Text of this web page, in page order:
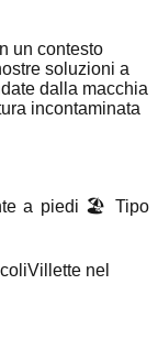
un contesto
soluzioni a
dalla macchia
incontaminata
a piedi 🏖️ Tipo
Villette nel